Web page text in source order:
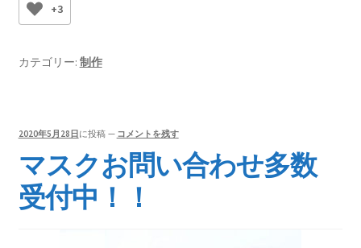
+3
カテゴリー: 制作
2020年5月28日 に投稿 — コメントを残す
マスクお問い合わせ多数
受付中！！